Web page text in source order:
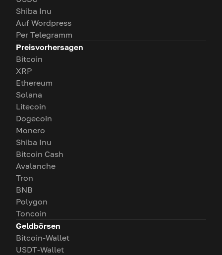
Shiba Inu
Auf Wordpress
Per Telegramm
Preisvorhersagen
Bitcoin
XRP
Ethereum
Solana
Litecoin
Dogecoin
Monero
Shiba Inu
Bitcoin Cash
Avalanche
Tron
BNB
Polygon
Toncoin
Geldbörsen
Bitcoin-Wallet
USDT-Wallet